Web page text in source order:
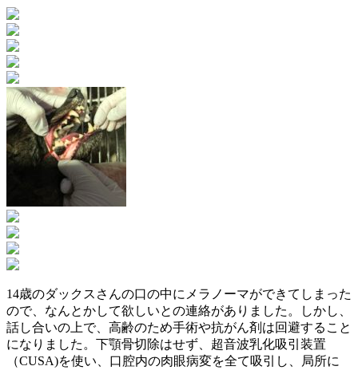
14歳のダックスさんの口の中にメラノーマができてしまった
ので、なんとかして欲しいとの連絡がありました。しかし、
話し合いの上で、高齢のため手術や抗がん剤は回避すること
になりました。下顎骨切除はせず、超音波乳化吸引装置
（CUSA)を使い、口腔内の肉眼病変を全て吸引し、局所に